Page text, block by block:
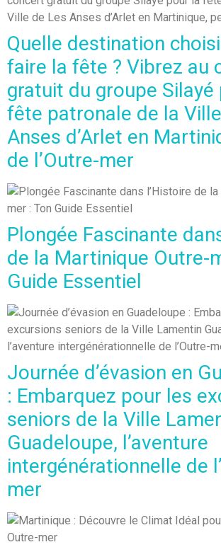
Quelle destination
faire la fête ? Vibrez au
gratuit du groupe Silayé
fête patronale de la
Anses d’Arlet en
de l’Outre-mer
Plongée Fascinante
de la Martinique Outre-
Guide Essentiel
Journée d’évasion en
: Embarquez pour les
seniors de la Ville
Guadeloupe, l’aventure
intergénérationnelle de
mer